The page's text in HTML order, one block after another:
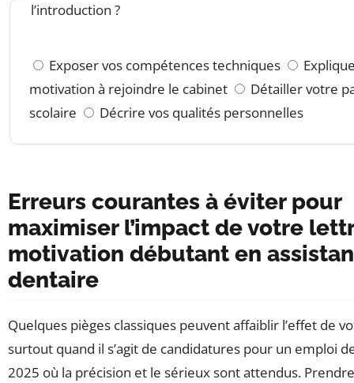
l’introduction ?
Exposer vos compétences techniques
motivation à rejoindre le cabinet
Détailler votre
scolaire
Décrire vos qualités personnelles
Erreurs courantes à éviter pour
maximiser l’impact de votre
motivation débutant en
dentaire
Quelques pièges classiques peuvent affaiblir l’effet de
surtout quand il s’agit de candidatures pour un emploi
2025 où la précision et le sérieux sont attendus. Prendre